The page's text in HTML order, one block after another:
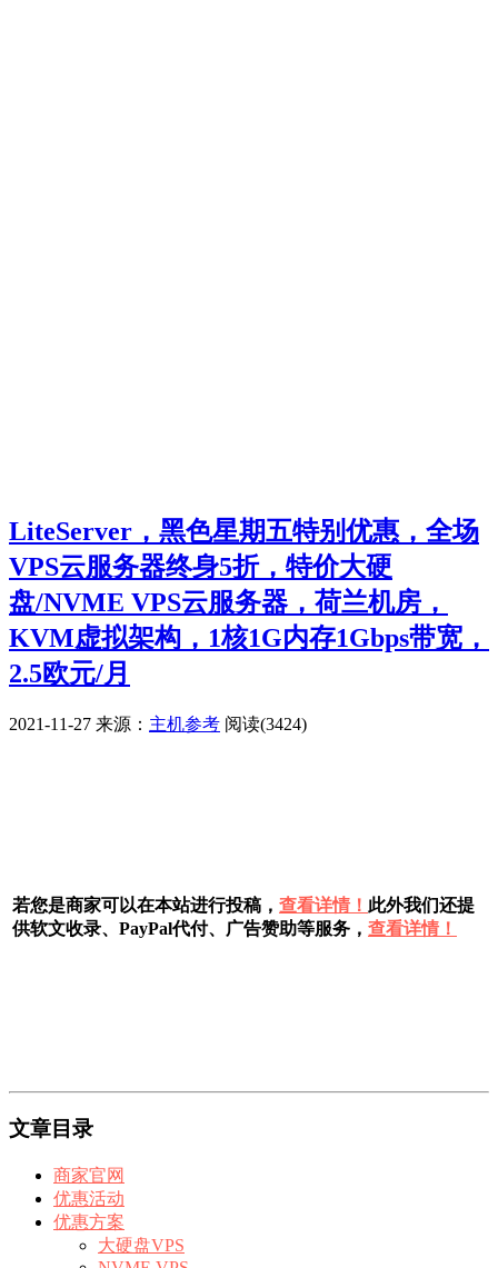
LiteServer，黑色星期五特别优惠，全场
VPS云服务器终身5折，特价大硬
盘/NVME VPS云服务器，荷兰机房，
KVM虚拟架构，1核1G内存1Gbps带宽，
2.5欧元/月
2021-11-27 来源： 主机参考 阅读(3424)
若您是商家可以在本站进行投稿， 查看详情！ 此外我们还提
供软文收录、PayPal代付、广告赞助等服务， 查看详情！
文章目录
商家官网
优惠活动
优惠方案
大硬盘VPS